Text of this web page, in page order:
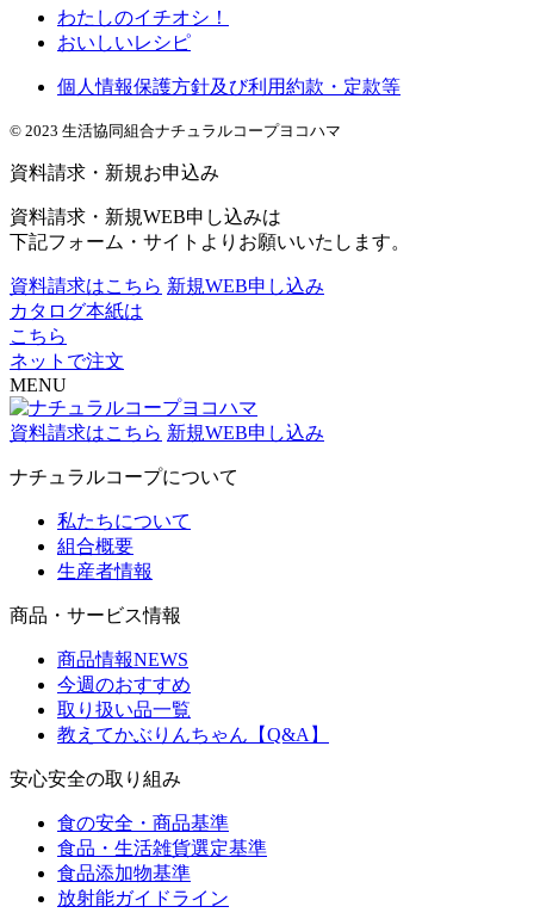
わたしのイチオシ！
おいしいレシピ
個人情報保護方針及び利用約款・定款等
© 2023 生活協同組合ナチュラルコープヨコハマ
資料請求・新規お申込み
資料請求・新規WEB申し込みは
下記フォーム・サイトよりお願いいたします。
資料請求はこちら 新規WEB申し込み
カタログ本紙は
こちら
ネットで注文
MENU
資料請求はこちら 新規WEB申し込み
ナチュラルコープについて
私たちについて
組合概要
生産者情報
商品・サービス情報
商品情報NEWS
今週のおすすめ
取り扱い品一覧
教えてかぶりんちゃん【Q&A】
安心安全の取り組み
食の安全・商品基準
食品・生活雑貨選定基準
食品添加物基準
放射能ガイドライン